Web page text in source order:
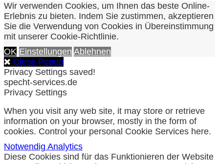
Wir verwenden Cookies, um Ihnen das beste Online-
Erlebnis zu bieten. Indem Sie zustimmen, akzeptieren
Sie die Verwendung von Cookies in Übereinstimmung
mit unserer Cookie-Richtlinie.
OK Einstellungen Ablehnen
Close Popup
Privacy Settings saved!
specht-services.de
Privacy Settings
When you visit any web site, it may store or retrieve
information on your browser, mostly in the form of
cookies. Control your personal Cookie Services here.
Notwendig Analytics
Diese Cookies sind für das Funktionieren der Website